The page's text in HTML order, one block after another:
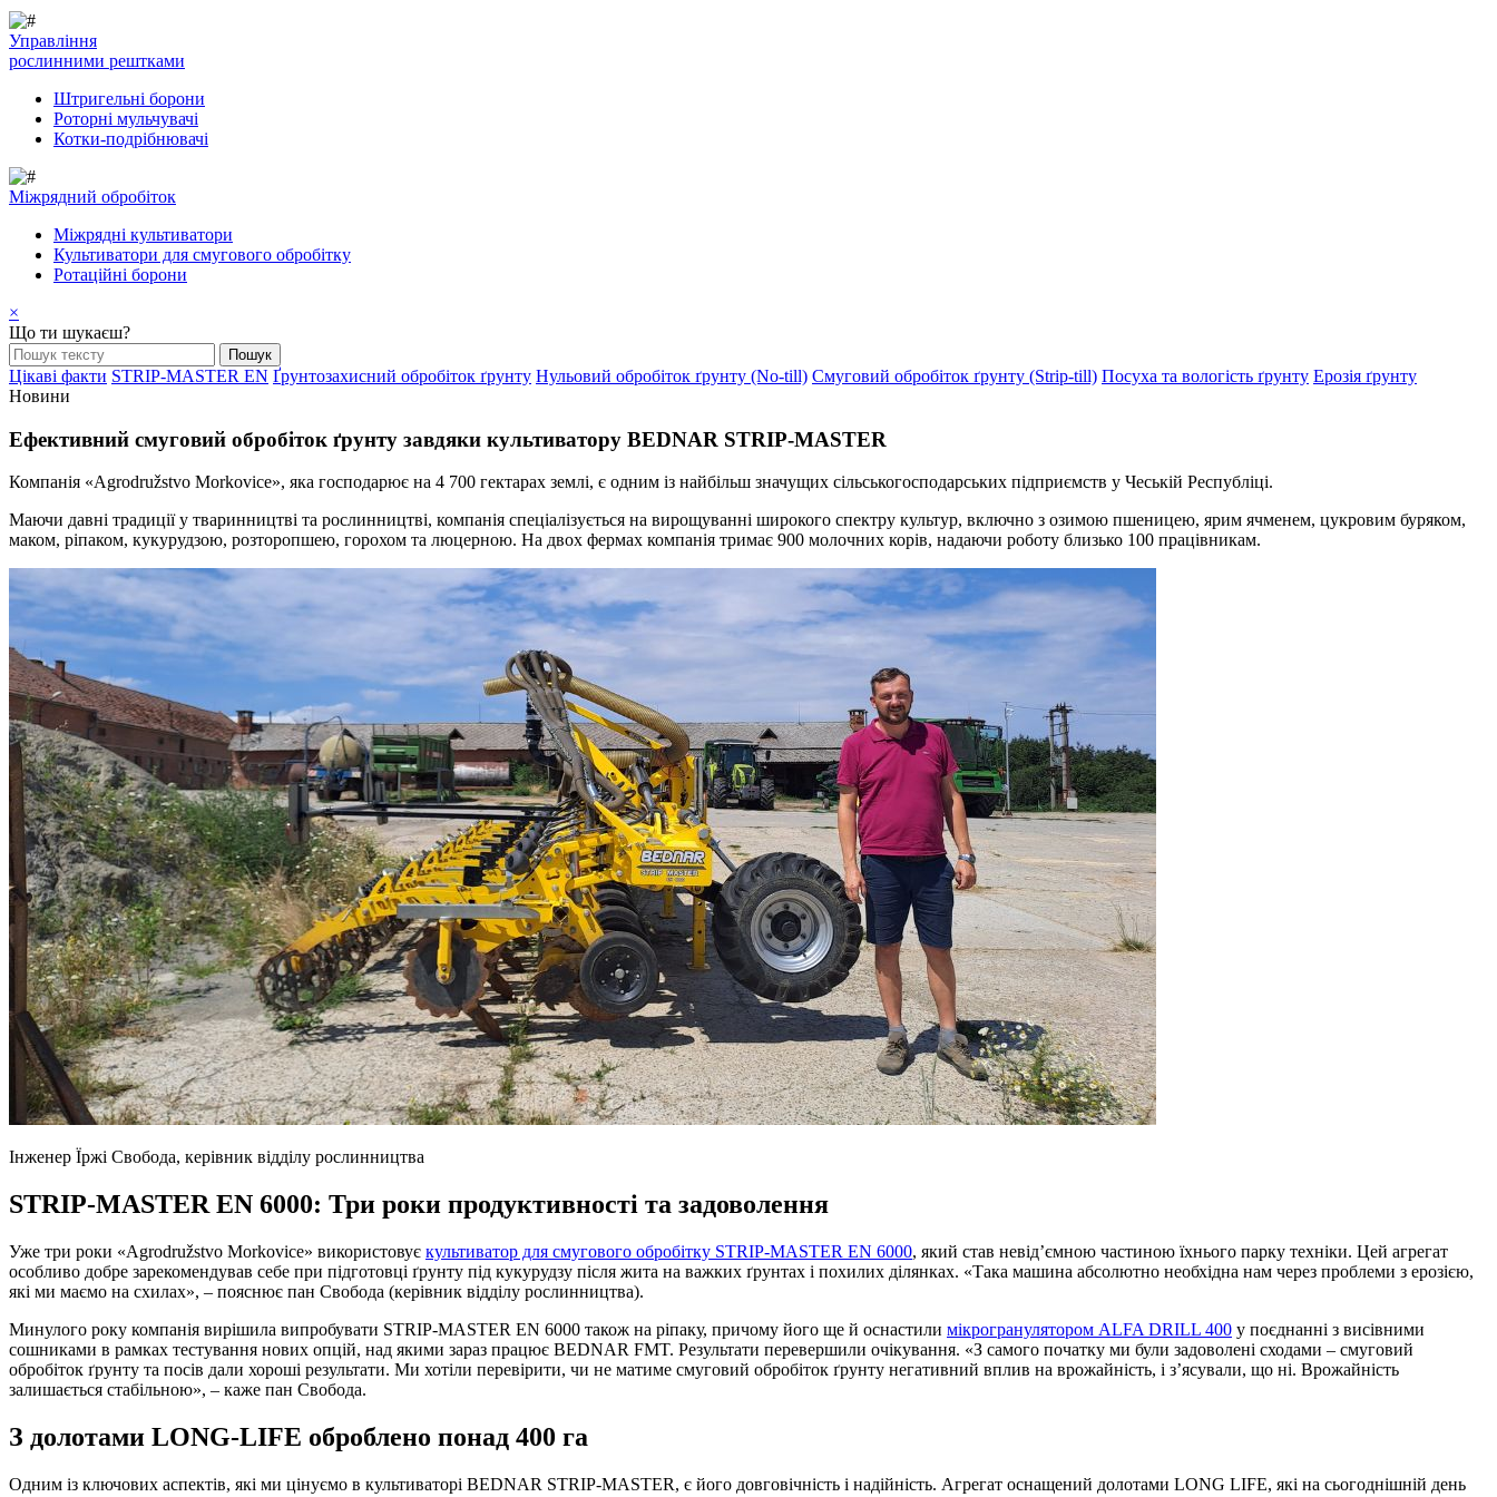
Управління
рослинними рештками
Штригельні борони
Pоторні мульчувачі
Котки-подрібнювачі
Mіжрядний обробіток
Міжрядні культиватори
Культиватори для смугового обробітку
Ротаційні борони
×
Що ти шукаєш?
Цікаві факти STRIP-MASTER EN Ґрунтозахисний обробіток ґрунту Нульовий обробіток ґрунту (No-till) Смуговий обробіток ґрунту (Strip-till) Посуха та вологість ґрунту Ерозія ґрунту
Новини
Ефективний смуговий обробіток ґрунту завдяки культиватору BEDNAR STRIP-MASTER
Компанія «Agrodružstvo Morkovice», яка господарює на 4 700 гектарах землі, є одним із найбільш значущих сільськогосподарських підприємств у Чеській Республіці.
Маючи давні традиції у тваринництві та рослинництві, компанія спеціалізується на вирощуванні широкого спектру культур, включно з озимою пшеницею, ярим ячменем, цукровим буряком,
маком, ріпаком, кукурудзою, розторопшею, горохом та люцерною. На двох фермах компанія тримає 900 молочних корів, надаючи роботу близько 100 працівникам.
Інженер Їржі Свобода, керівник відділу рослинництва
STRIP-MASTER EN 6000: Три роки продуктивності та задоволення
Уже три роки «Agrodružstvo Morkovice» використовує культиватор для смугового обробітку STRIP-MASTER EN 6000, який став невід’ємною частиною їхнього парку техніки. Цей агрегат
особливо добре зарекомендував себе при підготовці ґрунту під кукурудзу після жита на важких ґрунтах і похилих ділянках. «Така машина абсолютно необхідна нам через проблеми з ерозією,
які ми маємо на схилах», – пояснює пан Свобода (керівник відділу рослинництва).
Минулого року компанія вирішила випробувати STRIP-MASTER EN 6000 також на ріпаку, причому його ще й оснастили мікрогранулятором ALFA DRILL 400 у поєднанні з висівними
сошниками в рамках тестування нових опцій, над якими зараз працює BEDNAR FMT. Результати перевершили очікування. «З самого початку ми були задоволені сходами – смуговий
обробіток ґрунту та посів дали хороші результати. Ми хотіли перевірити, чи не матиме смуговий обробіток ґрунту негативний вплив на врожайність, і з’ясували, що ні. Врожайність
залишається стабільною», – каже пан Свобода.
З долотами LONG-LIFE оброблено понад 400 га
Одним із ключових аспектів, які ми цінуємо в культиваторі BEDNAR STRIP-MASTER, є його довговічність і надійність. Агрегат оснащений долотами LONG LIFE, які на сьогоднішній день